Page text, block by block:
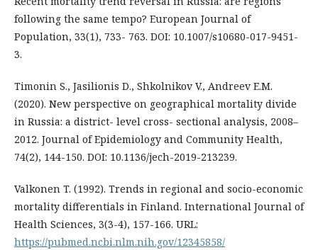
following the same tempo? European Journal of
Population, 33(1), 733- 763. DOI: 10.1007/s10680-017-9451-
3.
Timonin S., Jasilionis D., Shkolnikov V., Andreev E.M.
(2020). New perspective on geographical mortality divide
in Russia: a district- level cross- sectional analysis, 2008–
2012. Journal of Epidemiology and Community Health,
74(2), 144-150. DOI: 10.1136/jech-2019-213239.
Valkonen T. (1992). Trends in regional and socio-economic
mortality differentials in Finland. International Journal of
Health Sciences, 3(3-4), 157-166. URL:
https://pubmed.ncbi.nlm.nih.gov/12345858/